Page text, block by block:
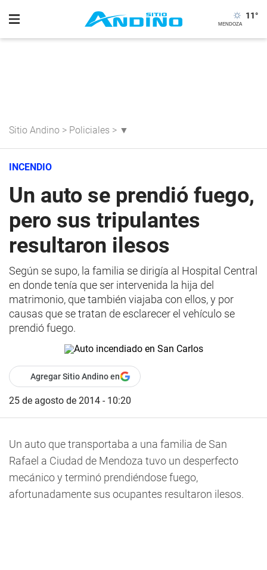
11°
Sitio Andino > Policiales > ▼
INCENDIO
Un auto se prendió fuego,
pero sus tripulantes
resultaron ilesos
Según se supo, la familia se dirigía al Hospital Central
en donde tenía que ser intervenida la hija del
matrimonio, que también viajaba con ellos, y por
causas que se tratan de esclarecer el vehículo se
prendió fuego.
Agregar Sitio Andino en
25 de agosto de 2014 - 10:20
Un auto que transportaba a una familia de San
Rafael a Ciudad de Mendoza tuvo un desperfecto
mecánico y terminó prendiéndose fuego,
afortunadamente sus ocupantes resultaron ilesos.